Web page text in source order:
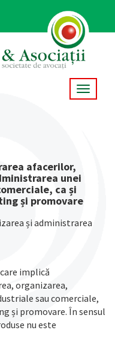
Toggle
afacerilor,
unei
ca și
și promovare
și administrarea
implică
organizarea,
sau comerciale,
și promovare. În sensul
nu este